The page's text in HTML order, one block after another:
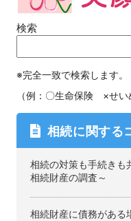
検索
※完全一致で検索します。
（例：〇生命保険 ×せい
相続に関する
相続の対策も手続き
相続財産の調査～
相続財産に債務がある